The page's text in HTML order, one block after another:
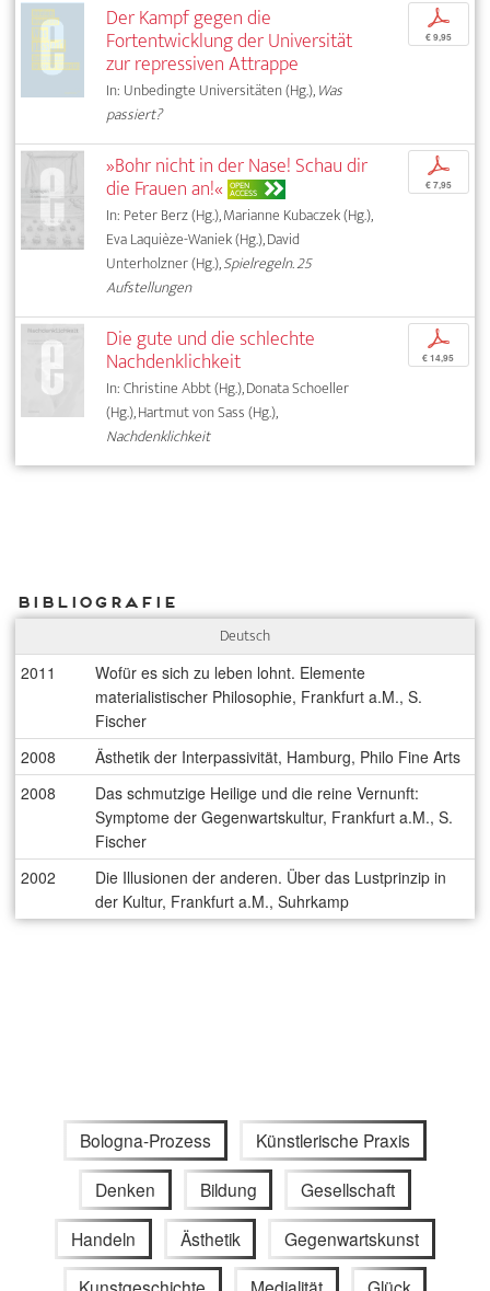
Der Kampf gegen die
Fortentwicklung der Universität
zur repressiven Attrappe
In: Unbedingte Universitäten (Hg.),Was
passiert?
p
€ 9,95
»Bohr nicht in der Nase! Schau dir
die Frauen an!« OPEN
ACCESS
In: Peter Berz (Hg.), Marianne Kubaczek (Hg.),
Eva Laquièze-Waniek (Hg.), David
Unterholzner (Hg.),Spielregeln. 25
Aufstellungen
p
€ 7,95
Die gute und die schlechte
Nachdenklichkeit
In: Christine Abbt (Hg.), Donata Schoeller
(Hg.), Hartmut von Sass (Hg.),
Nachdenklichkeit
p
€ 14,95
Bibliografie
Deutsch
2011
Wofür es sich zu leben lohnt. Elemente
materialistischer Philosophie, Frankfurt a.M., S.
Fischer
2008
Ästhetik der Interpassivität, Hamburg, Philo Fine Arts
2008
Das schmutzige Heilige und die reine Vernunft:
Symptome der Gegenwartskultur, Frankfurt a.M., S.
Fischer
2002
Die Illusionen der anderen. Über das Lustprinzip in
der Kultur, Frankfurt a.M., Suhrkamp
Bologna-Prozess Künstlerische Praxis
Denken Bildung Gesellschaft
Handeln Ästhetik Gegenwartskunst